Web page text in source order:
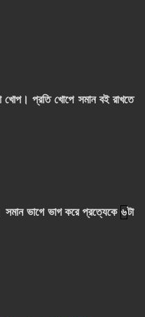
খোপ। প্রতি খোপে সমান বই রাখতে
ভাগে ভাগ করে প্রত্যেকে ৬টা